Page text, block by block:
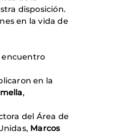
disposición.
en la vida de
encuentro
en la
,
del Área de
Marcos